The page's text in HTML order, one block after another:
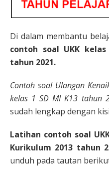
Di dalam membantu
contoh soal UKK kelas
tahun 2021.
Contoh soal Ulangan
kelas 1 SD MIK13 tahun
sudah lengkap dengan
Latihan contoh soal
Kurikulum 2013 tahun
unduh pada tautan